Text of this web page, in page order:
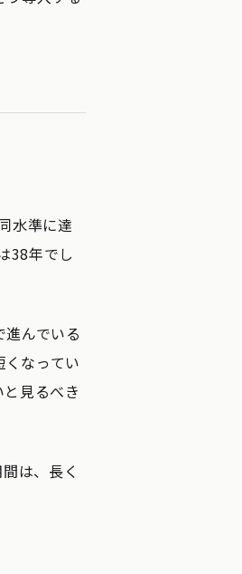
水準に達
38年でし
んでいる
なってい
見るべき
は、長く